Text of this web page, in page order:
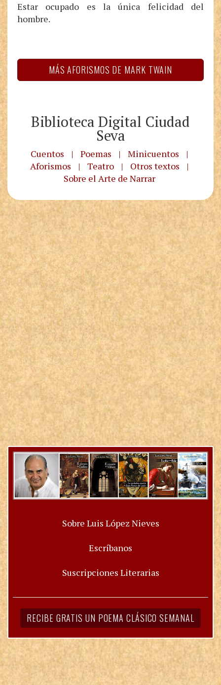
Estar ocupado es la única felicidad del
hombre.
MÁS AFORISMOS DE MARK TWAIN
Biblioteca Digital Ciudad
Seva
Cuentos | Poemas | Minicuentos
|
Aforismos
| Teatro | Otros textos
|
Sobre el Arte de Narrar
Sobre Luis López Nieves
Escríbanos
Suscripciones Literarias
RECIBE GRATIS UN POEMA CLÁSICO SEMANAL